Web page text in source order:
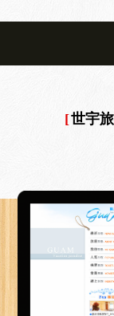
[世宇